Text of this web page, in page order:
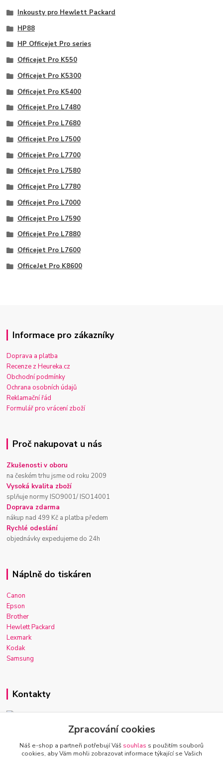
Inkousty pro Hewlett Packard
HP88
HP Officejet Pro series
Officejet Pro K550
Officejet Pro K5300
Officejet Pro K5400
Officejet Pro L7480
Officejet Pro L7680
Officejet Pro L7500
Officejet Pro L7700
Officejet Pro L7580
Officejet Pro L7780
Officejet Pro L7000
Officejet Pro L7590
Officejet Pro L7880
Officejet Pro L7600
OfficeJet Pro K8600
Informace pro zákazníky
Doprava a platba
Recenze z Heureka.cz
Obchodní podmínky
Ochrana osobních údajů
Reklamační řád
Formulář pro vrácení zboží
Proč nakupovat u nás
Zkušenosti v oboru
na českém trhu jsme od roku 2009
Vysoká kvalita zboží
splňuje normy ISO9001/ ISO14001
Doprava zdarma
nákup nad 499 Kč a platba předem
Rychlé odeslání
objednávky expedujeme do 24h
Náplně do tiskáren
Canon
Epson
Brother
Hewlett Packard
Lexmark
Kodak
Samsung
Kontakty
Josef Macek
+420 603 921 266
Po-Ne, 7-22h
Zpracování cookies
Náš e-shop a partneři potřebují Váš souhlas s použitím souborů
cookies, aby Vám mohli zobrazovat informace týkající se Vašich